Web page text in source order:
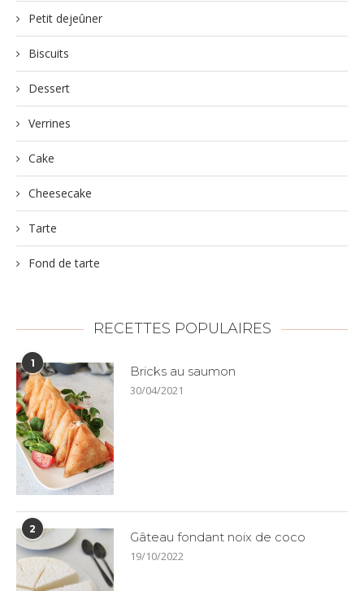
Petit dejeûner
Biscuits
Dessert
Verrines
Cake
Cheesecake
Tarte
Fond de tarte
RECETTES POPULAIRES
1
Bricks au saumon
30/04/2021
2
Gâteau fondant noix de coco
19/10/2022